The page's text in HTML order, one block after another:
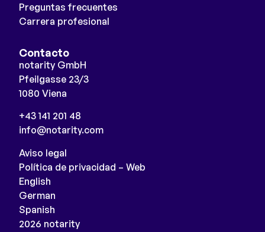
Preguntas frecuentes
Carrera profesional
Contacto
notarity GmbH
Pfeilgasse 23/3
1080 Viena
+43 141 201 48
info@notarity.com
2026 notarity
Aviso legal
Política de privacidad – Web
English
German
Spanish